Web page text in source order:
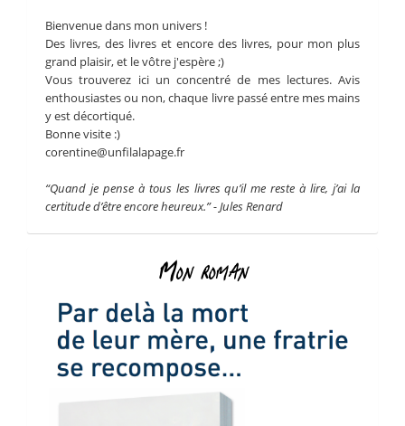
Bienvenue dans mon univers !
Des livres, des livres et encore des livres, pour mon plus
grand plaisir, et le vôtre j'espère ;)
Vous trouverez ici un concentré de mes lectures. Avis
enthousiastes ou non, chaque livre passé entre mes mains
y est décortiqué.
Bonne visite :)
corentine@unfilalapage.fr
“Quand je pense à tous les livres qu’il me reste à lire, j’ai la
certitude d’être encore heureux.” - Jules Renard
Mon roman